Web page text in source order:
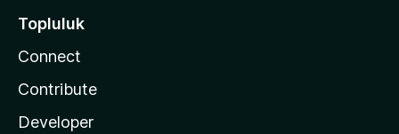
Topluluk
Connect
Contribute
Developer